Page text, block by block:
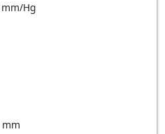
mm/Hg
mm